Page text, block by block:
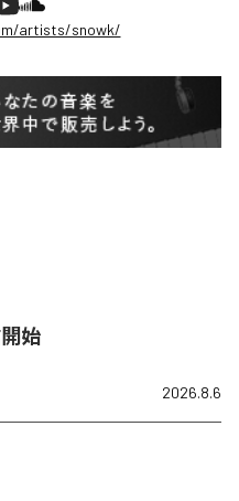
artists/snowk/
始
2026.8.6